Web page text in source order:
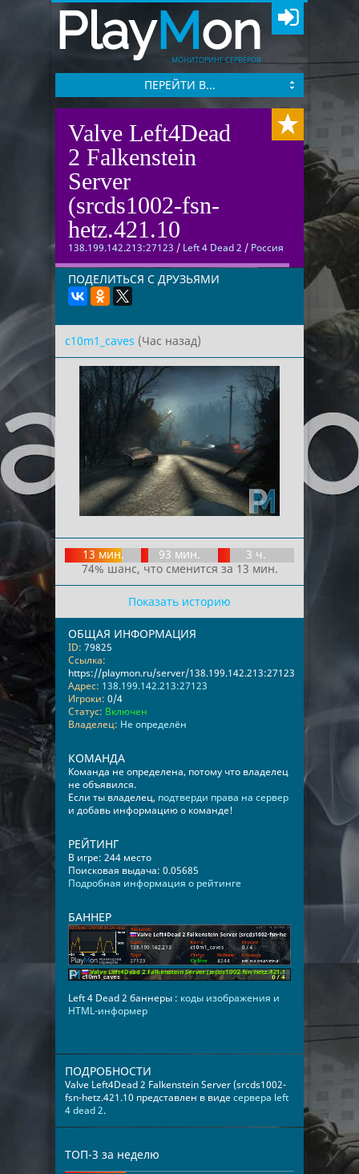
PlayMon
МОНИТОРИНГ СЕРВЕРОВ
ПЕРЕЙТИ В...
Valve Left4Dead
2 Falkenstein
Server
(srcds1002-fsn-
hetz.421.10
138.199.142.213:27123 / Left 4 Dead 2 / Россия
ПОДЕЛИТЬСЯ С ДРУЗЬЯМИ
c10m1_caves (Час назад)
13 мин. 93 мин.
3 ч.
74% шанс, что сменится за 13 мин.
Показать историю
ОБЩАЯ ИНФОРМАЦИЯ
ID: 79825
Ссылка:
https://playmon.ru/server/138.199.142.213:27123
Адрес: 138.199.142.213:27123
Игроки: 0/4
Статус: Включен
Владелец: Не определён
КОМАНДА
Команда не определена, потому что владелец
не объявился.
Если ты владелец, подтверди права на сервер
и добавь информацию о команде!
РЕЙТИНГ
В игре: 244 место
Поисковая выдача: 0.05685
Подробная информация о рейтинге
БАННЕР
Left 4 Dead 2 баннеры : коды изображения и
HTML-информер
ПОДРОБНОСТИ
Valve Left4Dead 2 Falkenstein Server (srcds1002-
fsn-hetz.421.10 представлен в видесервера left
4 dead 2.
ТОП-3 за неделю